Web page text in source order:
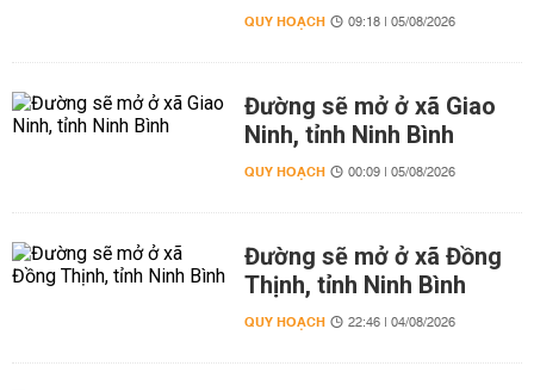
QUY HOẠCH 09:18 | 05/08/2026
Đường sẽ mở ở xã Giao
Ninh, tỉnh Ninh Bình
QUY HOẠCH 00:09 | 05/08/2026
Đường sẽ mở ở xã Đồng
Thịnh, tỉnh Ninh Bình
QUY HOẠCH 22:46 | 04/08/2026